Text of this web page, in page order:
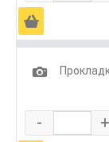
Ä
1
- +